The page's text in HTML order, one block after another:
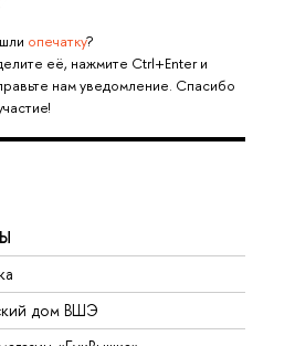
опечатку?
её, нажмите Ctrl+Enter и
нам уведомление. Спасибо
дом ВШЭ